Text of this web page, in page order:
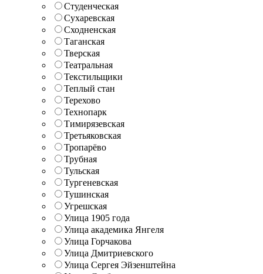
Студенческая
Сухаревская
Сходненская
Таганская
Тверская
Театральная
Текстильщики
Теплый стан
Терехово
Технопарк
Тимирязевская
Третьяковская
Тропарёво
Трубная
Тульская
Тургеневская
Тушинская
Угрешская
Улица 1905 года
Улица академика Янгеля
Улица Горчакова
Улица Дмитриевского
Улица Сергея Эйзенштейна